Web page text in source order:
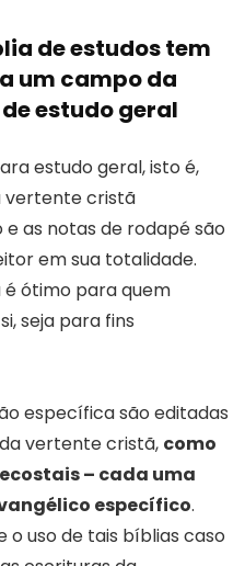
de estudos tem
um campo da
estudo geral
estudo geral, isto é,
vertente cristã
as notas de rodapé são
em sua totalidade.
é ótimo para quem
seja para fins
específica são editadas
vertente cristã, como
– cada uma
específico.
o uso de tais bíblias caso